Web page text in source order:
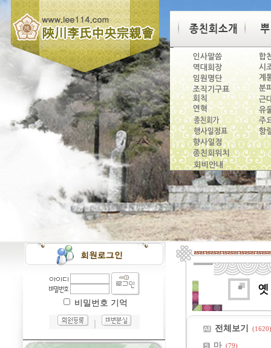
비밀번호 기억
전체보기 (1620)
마 (79)